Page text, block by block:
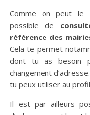
Comme on peut le
possible de
référence des
Cela te permet
dont tu as besoin
changement
tu peux utiliser au
Il est par ailleurs